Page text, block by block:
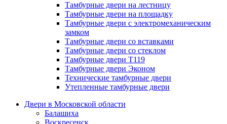
Тамбурные двери на лестницу
Тамбурные двери на площадку
Тамбурные двери с электромеханическим
замком
Тамбурные двери со вставками
Тамбурные двери со стеклом
Тамбурные двери Т119
Тамбурные двери Эконом
Технические тамбурные двери
Утепленные тамбурные двери
Двери в Московской области
Балашиха
Воскресенск